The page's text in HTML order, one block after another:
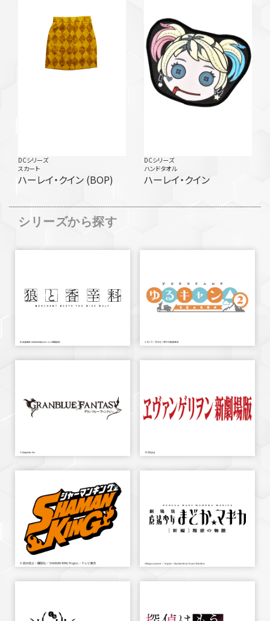
DCシリーズ
スカート
ハーレイ・クイン (BOP)
DCシリーズ
ハンドタオル
ハーレイ・クイン
シリーズから探す